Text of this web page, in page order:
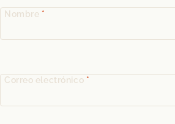
Nombre *
Correo electrónico *